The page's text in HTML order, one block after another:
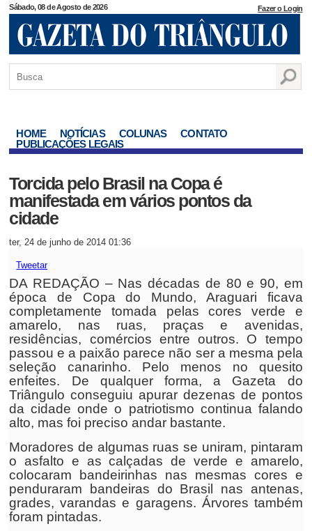
Sábado, 08 de Agosto de 2026 Fazer o Login
HOME NOTÍCIAS COLUNAS
CONTATO
PUBLICAÇÕES LEGAIS
Torcida pelo Brasil na Copa é
manifestada em vários pontos da
cidade
ter, 24 de junho de 2014 01:36
Tweetar
DA REDAÇÃO – Nas décadas de 80 e 90, em
época de Copa do Mundo, Araguari ficava
completamente tomada pelas cores verde e
amarelo, nas ruas, praças e avenidas,
residências, comércios entre outros. O tempo
passou e a paixão parece não ser a mesma pela
seleção canarinho. Pelo menos no quesito
enfeites. De qualquer forma, a Gazeta do
Triângulo conseguiu apurar dezenas de pontos
da cidade onde o patriotismo continua falando
alto, mas foi preciso andar bastante.
Moradores de algumas ruas se uniram, pintaram
o asfalto e as calçadas de verde e amarelo,
colocaram bandeirinhas nas mesmas cores e
penduraram bandeiras do Brasil nas antenas,
grades, varandas e garagens. Árvores também
foram pintadas.